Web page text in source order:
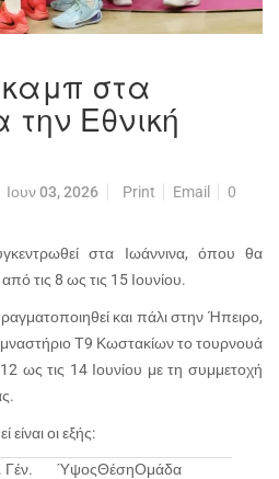
καμπ στα
την Εθνική
Ιουν 03, 2026 Print Email
0
στα Ιωάννινα, όπου θα
τις 8 ως τις 15 Ιουνίου.
και πάλι στην Ήπειρο,
Τ9 Κωστακίων το τουρνουά
ως τις 14 Ιουνίου με τη συμμετοχή
οι εξής:
ΎψοςΘέσηΟμάδα